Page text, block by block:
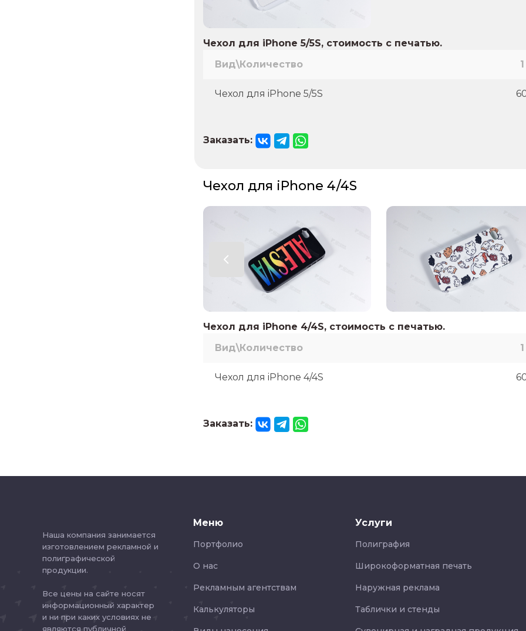
Чехол для iPhone 5/5S, стоимость с печатью.
Вид\Количество
Чехол для iPhone 5/5S
Заказать:
Чехол для iPhone 4/4S
Чехол для iPhone 4/4S, стоимость с печатью.
Вид\Количество
Чехол для iPhone 4/4S
Заказать:
Наша компания занимается
изготовлением рекламной и
полиграфической
продукции.
Все цены на сайте носят
информационный характер
и ни при каких условиях не
являются публичной
Услуги
Полиграфия
Широкоформатная печать
Наружная реклама
Таблички и стенды
Меню
Портфолио
О нас
Рекламным агентствам
Калькуляторы